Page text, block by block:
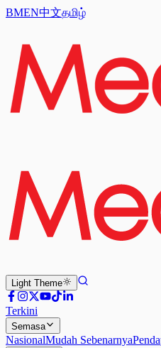
BMEN中文தமிழ்
Light Theme
Terkini
Semasa
NasionalMudah Sebenarnya